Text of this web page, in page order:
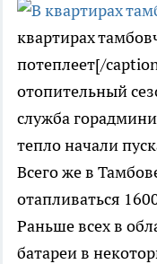
квартирах
потеплеет[/
отопительный
служба
тепло начали
Всего же в
отапливаться
Раньше всех в
батареи в